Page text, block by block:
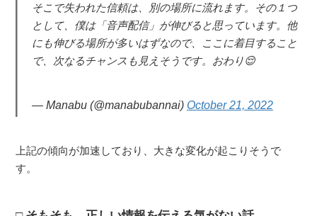
そこで失われた信頼は、別の場所に流れます。その１つ
として、僕は「音声配信」が伸びると思っています。他
にも伸びる場所が多いはずなので、ここに着目すること
で、次なるチャンスも見えそうです。おわり😌
— Manabu (@manabubannai) October 21, 2022
上記の傾向が加速しており、大きな変化が起こりそうで
す。